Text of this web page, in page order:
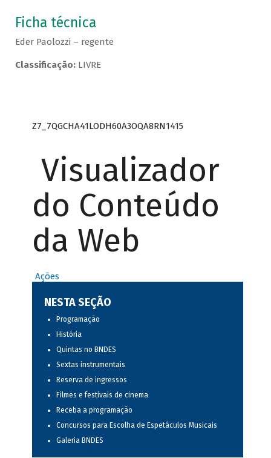
Ficha técnica
Eder Paolozzi – regente
Classificação:LIVRE
Z7_7QGCHA41LODH60A3OQA8RN1415
Visualizador
do Conteúdo
da Web
Ações
NESTA SEÇÃO
Programação
História
Quintas no BNDES
Sextas instrumentais
Reserva de ingressos
Filmes e festivais de cinema
Receba a programação
Concursos para Escolha de Espetáculos Musicais
Galeria BNDES